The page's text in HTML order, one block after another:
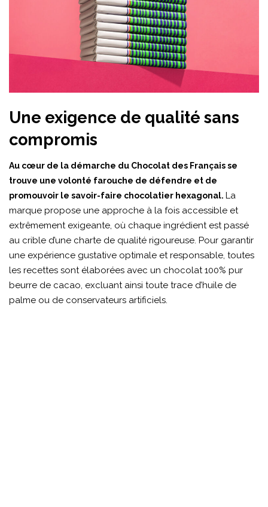
Une exigence de qualité sans
compromis
Au cœur de la démarche du Chocolat des Français se
trouve une volonté farouche de défendre et de
promouvoir le savoir-faire chocolatier hexagonal. La
marque propose une approche à la fois accessible et
extrêmement exigeante, où chaque ingrédient est passé
au crible d’une charte de qualité rigoureuse. Pour garantir
une expérience gustative optimale et responsable, toutes
les recettes sont élaborées avec un chocolat 100% pur
beurre de cacao, excluant ainsi toute trace d’huile de
palme ou de conservateurs artificiels.